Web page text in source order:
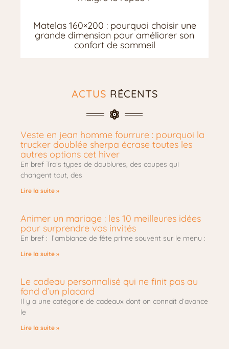
Matelas 160×200 : pourquoi choisir une
grande dimension pour améliorer son
confort de sommeil
ACTUS RÉCENTS
Veste en jean homme fourrure : pourquoi la
trucker doublée sherpa écrase toutes les
autres options cet hiver
En bref Trois types de doublures, des coupes qui
changent tout, des
Lire la suite »
Animer un mariage : les 10 meilleures idées
pour surprendre vos invités
En bref : l’ambiance de fête prime souvent sur le menu :
Lire la suite »
Le cadeau personnalisé qui ne finit pas au
fond d’un placard
Il y a une catégorie de cadeaux dont on connaît d’avance
le
Lire la suite »